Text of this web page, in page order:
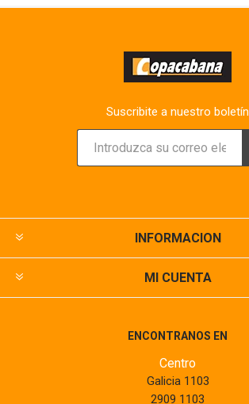
Suscribite a nuestro boletín
INFORMACION
MI CUENTA
ENCONTRANOS EN
Centro
Galicia 1103
2909 1103